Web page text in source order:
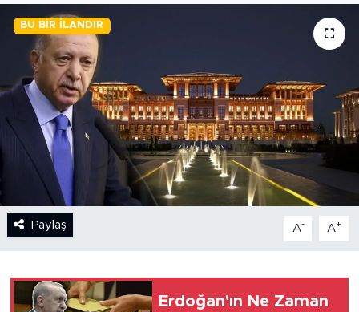
BU BIR İLANDIR
Paylaş A- A+
Erdoğan'ın Ne Zaman
BİLİM-TEKNOLOJİ
RÖPÖRTAJ
ANALİZ
NOSTALJİ
KULİS
YAZARLAR
POLİTİKA